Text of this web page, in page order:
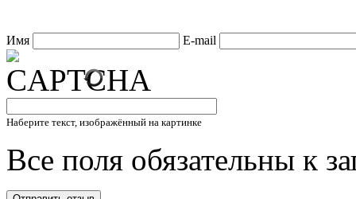
Имя E-mail
Наберите текст, изображённый на картинке
Все поля обязательны к